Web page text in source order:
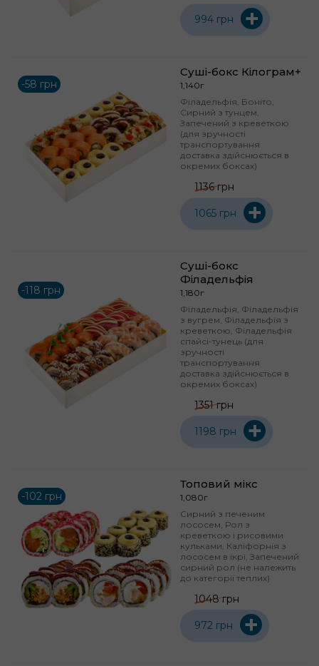
994 грн +
-58 грн
Суші-бокс Кілограм+
1,140г
Філадельфія, Боніто,
Сирний з тунцем,
Запечений з креветкою
(для зручності
транспортування
доставка здійснюється в
окремих боксах)
1136 грн
1065 грн +
-118 грн
Суші-бокс
Філадельфія
1,180г
Філадельфія, Філадельфія
з вугрем, Філадельфія з
креветкою, Філадельфія
спайсі-тунець (для
зручності
транспортування
доставка здійснюється в
окремих боксах)
1351 грн
1198 грн +
-102 грн
Топовий мікс
1,080г
Сирний з печеним
лососем, Рол з
креветкою і рисовими
кульками, Каліфорнія з
лососем в ікрі, Запечений
сирний рол (не належить
до категорії теплих)
1048 грн
972 грн +